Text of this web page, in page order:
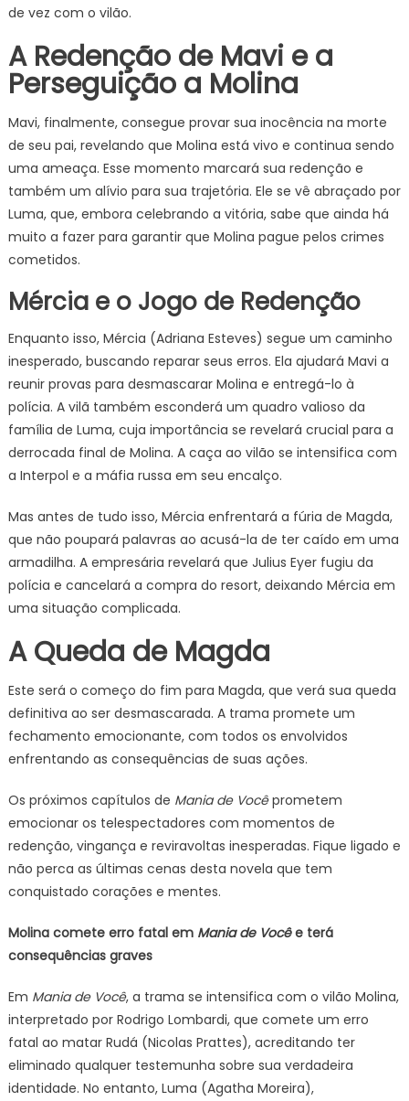
de vez com o vilão.
A Redenção de Mavi e a
Perseguição a Molina
Mavi, finalmente, consegue provar sua inocência na morte
de seu pai, revelando que Molina está vivo e continua sendo
uma ameaça. Esse momento marcará sua redenção e
também um alívio para sua trajetória. Ele se vê abraçado por
Luma, que, embora celebrando a vitória, sabe que ainda há
muito a fazer para garantir que Molina pague pelos crimes
cometidos.
Mércia e o Jogo de Redenção
Enquanto isso, Mércia (Adriana Esteves) segue um caminho
inesperado, buscando reparar seus erros. Ela ajudará Mavi a
reunir provas para desmascarar Molina e entregá-lo à
polícia. A vilã também esconderá um quadro valioso da
família de Luma, cuja importância se revelará crucial para a
derrocada final de Molina. A caça ao vilão se intensifica com
a Interpol e a máfia russa em seu encalço.
Mas antes de tudo isso, Mércia enfrentará a fúria de Magda,
que não poupará palavras ao acusá-la de ter caído em uma
armadilha. A empresária revelará que Julius Eyer fugiu da
polícia e cancelará a compra do resort, deixando Mércia em
uma situação complicada.
A Queda de Magda
Este será o começo do fim para Magda, que verá sua queda
definitiva ao ser desmascarada. A trama promete um
fechamento emocionante, com todos os envolvidos
enfrentando as consequências de suas ações.
Os próximos capítulos de Mania de Vocêprometem
emocionar os telespectadores com momentos de
redenção, vingança e reviravoltas inesperadas. Fique ligado e
não perca as últimas cenas desta novela que tem
conquistado corações e mentes.
Molina comete erro fatal em Mania de Vocêe terá
consequências graves
Em Mania de Você, a trama se intensifica com o vilão Molina,
interpretado por Rodrigo Lombardi, que comete um erro
fatal ao matar Rudá (Nicolas Prattes), acreditando ter
eliminado qualquer testemunha sobre sua verdadeira
identidade. No entanto, Luma (Agatha Moreira),